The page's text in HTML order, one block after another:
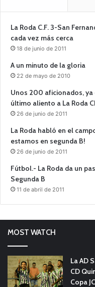
La Roda C.F. 3-San
cada vez más cerca
18 de junio de 2011
A un minuto de la gloria
22 de mayo de 2010
Unos 200 aficionados,
último aliento a La Roda
26 de junio de 2011
La Roda habló en el
estamos en segunda B!
26 de junio de 2011
Fútbol.- La Roda da un
Segunda B
11 de abril de 2011
MOST WATCH
La AD
CD
Copa